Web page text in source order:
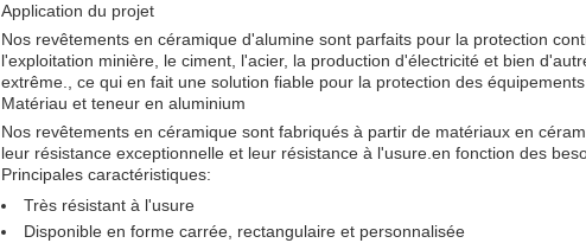
Application du projet
Nos revêtements en céramique d'alumine sont parfaits pour la protection
l'exploitation minière, le ciment, l'acier, la production d'électricité et bien
extrême., ce qui en fait une solution fiable pour la protection des
Matériau et teneur en aluminium
Nos revêtements en céramique sont fabriqués à partir de matériaux en
leur résistance exceptionnelle et leur résistance à l'usure.en fonction des
Principales caractéristiques:
Très résistant à l'usure
Disponible en forme carrée, rectangulaire et personnalisée